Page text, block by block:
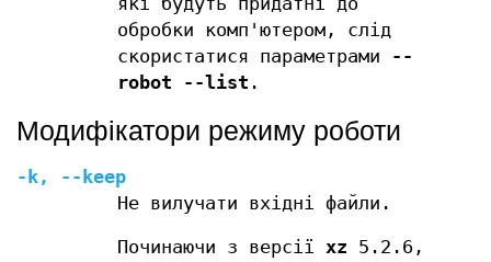
обробки комп'ютером, слід
скористатися параметрами
--
robot --list .
Модифікатори режиму роботи
-k,
--keep
Не вилучати вхідні файли.
Починаючи з версії xz 5.2.6,